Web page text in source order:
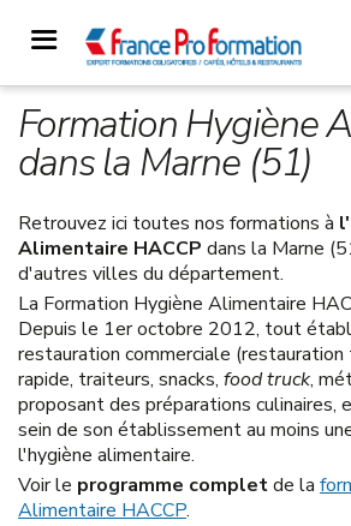
Formation Hygiène
dans la Marne (51)
Retrouvez ici toutes nos formations à
Alimentaire HACCP dans la Marne
d'autres villes du département.
La Formation Hygiène Alimentaire
Depuis le 1er octobre 2012, tout
restauration commerciale
rapide, traiteurs, snacks, food truck,
proposant des préparations culinaires,
sein de son établissement au moins
l'hygiène alimentaire.
Voir le programme completde la
Alimentaire HACCP.